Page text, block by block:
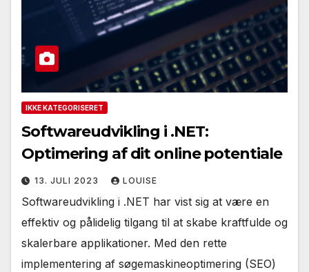
IKKE KATEGORISERET
Softwareudvikling i .NET:
Optimering af dit online potentiale
13. JULI 2023 LOUISE
Softwareudvikling i .NET har vist sig at være en
effektiv og pålidelig tilgang til at skabe kraftfulde og
skalerbare applikationer. Med den rette
implementering af søgemaskineoptimering (SEO)